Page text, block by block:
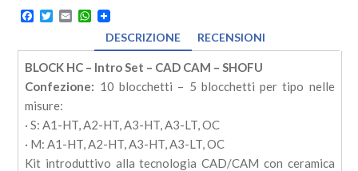
Set
-
CAD
CAM
-
SHOFU
Facebook
TwitterEmailWhatsApp
DESCRIZIONE
RECENSIONI
BLOCK HC – Intro Set – CAD CAM – SHOFU
Confezione: 10 blocchetti – 5 blocchetti per tipo nelle
misure:
· S: A1-HT, A2-HT, A3-HT, A3-LT, OC
· M: A1-HT, A2-HT, A3-HT, A3-LT, OC
Kit introduttivo alla tecnologia CAD/CAM con ceramica